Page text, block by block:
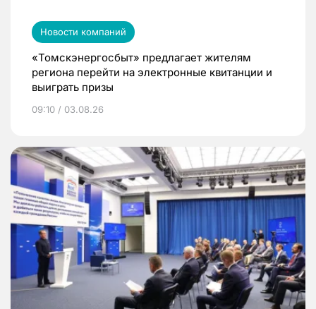
Новости компаний
«Томскэнергосбыт» предлагает жителям
региона перейти на электронные квитанции и
выиграть призы
09:10 / 03.08.26